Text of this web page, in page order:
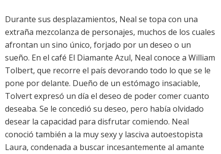
Durante sus desplazamientos, Neal se topa con una
extraña mezcolanza de personajes, muchos de los cuales
afrontan un sino único, forjado por un deseo o un
sueño. En el café El Diamante Azul, Neal conoce a William
Tolbert, que recorre el país devorando todo lo que se le
pone por delante. Dueño de un estómago insaciable,
Tolvert expresó un día el deseo de poder comer cuanto
deseaba. Se le concedió su deseo, pero había olvidado
desear la capacidad para disfrutar comiendo. Neal
conoció también a la muy sexy y lasciva autoestopista
Laura, condenada a buscar incesantemente al amante